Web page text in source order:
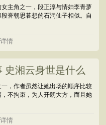
主角之一，段正淳与情妇李青萝
誉朝思暮想的石洞仙子相似。自
情
史湘云身世是什么
，作者虽然让她出场的顺序比较
不拘束，为人开朗大方，而且她
情